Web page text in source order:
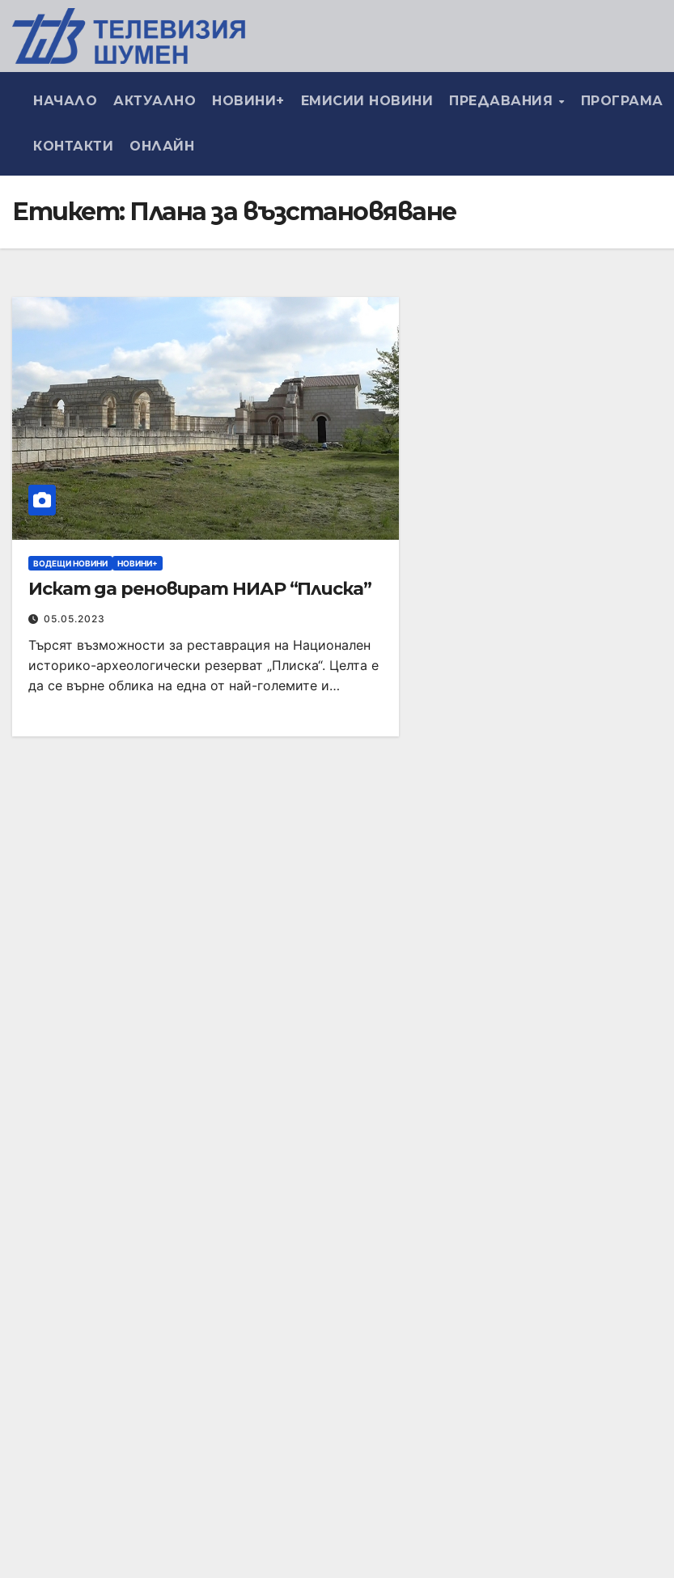
НАЧАЛО АКТУАЛНО НОВИНИ+ ЕМИСИИ НОВИНИ ПРЕДАВАНИЯ ПРОГРАМА
КОНТАКТИ ОНЛАЙН
Етикет: Плана за възстановяване
ВОДЕЩИ НОВИНИ НОВИНИ+
Искат да реновират НИАР “Плиска”
05.05.2023
Търсят възможности за реставрация на Национален
историко-археологически резерват „Плиска“. Целта е
да се върне облика на една от най-големите и…